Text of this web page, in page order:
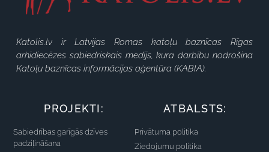
Katolis.lv ir Latvijas Romas katoļu baznīcas Rīgas
arhidiecēzes sabiedriskais medijs, kura darbību nodrošina
Katoļu baznīcas informācijas aģentūra (KABIA).
PROJEKTI:
Sabiedrības garīgās dzīves
padziļināšana
ATBALSTS:
Privātuma politika
Ziedojumu politika